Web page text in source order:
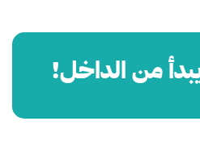
من الداخل!